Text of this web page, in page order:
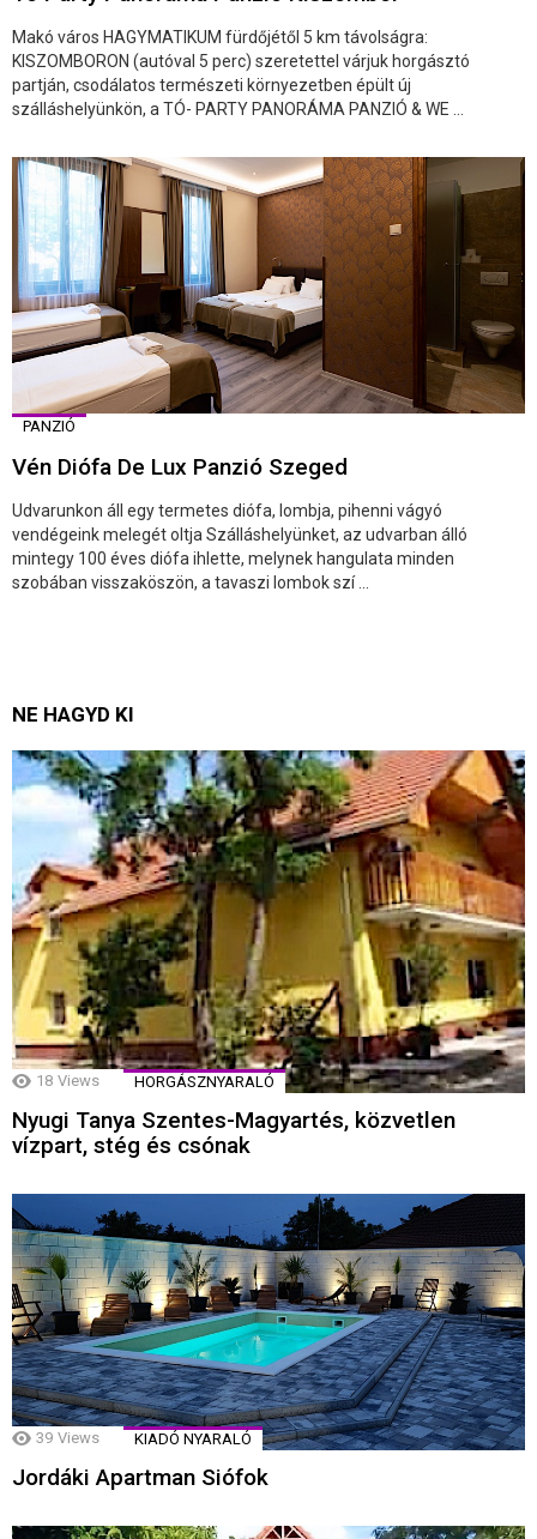
Makó város HAGYMATIKUM fürdőjétől 5 km távolságra:
KISZOMBORON (autóval 5 perc) szeretettel várjuk horgásztó
partján, csodálatos természeti környezetben épült új
szálláshelyünkön, a TÓ- PARTY PANORÁMA PANZIÓ & WE ...
PANZIÓ
Vén Diófa De Lux Panzió Szeged
Udvarunkon áll egy termetes diófa, lombja, pihenni vágyó
vendégeink melegét oltja Szálláshelyünket, az udvarban álló
mintegy 100 éves diófa ihlette, melynek hangulata minden
szobában visszaköszön, a tavaszi lombok szí ...
NE HAGYD KI
18 Views HORGÁSZNYARALÓ
Nyugi Tanya Szentes-Magyartés, közvetlen
vízpart, stég és csónak
39 Views KIADÓ NYARALÓ
Jordáki Apartman Siófok